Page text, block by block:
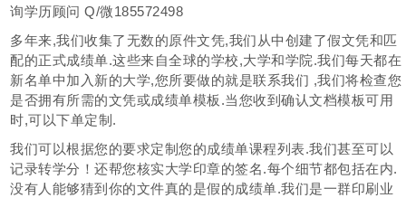
询学历顾问 Q/微185572498
多年来,我们收集了无数的原件文凭,我们从中创建了假文凭和匹
配的正式成绩单.这些来自全球的学校,大学和学院.我们每天都在
新名单中加入新的大学,您所要做的就是联系我们 ,我们将检查您
是否拥有所需的文凭或成绩单模板.当您收到确认文档模板可用
时,可以下单定制.
我们可以根据您的要求定制您的成绩单课程列表.我们甚至可以
记录转学分！还帮您核实大学印章的签名.每个细节都包括在内.
没有人能够猜到你的文件真的是假的成绩单.我们是一群印刷业